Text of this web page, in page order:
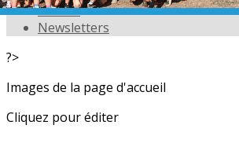
Photos
Newsletters
?>
Images de la page d'accueil
Cliquez pour éditer